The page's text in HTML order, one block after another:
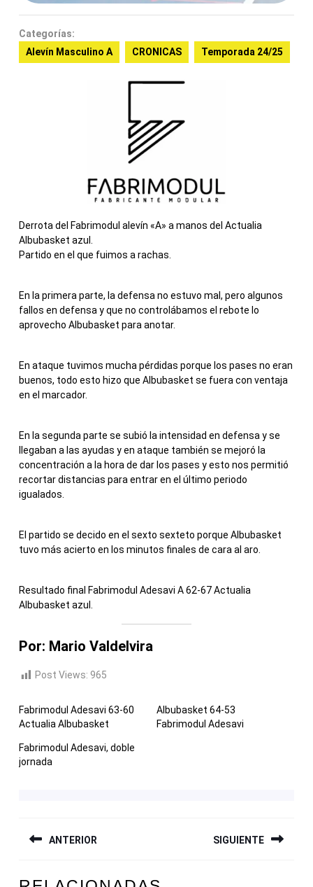
Categorías:
Alevín Masculino A
CRONICAS Temporada 24/25
Derrota del Fabrimodul alevín «A» a manos del Actualia
Albubasket azul.
Partido en el que fuimos a rachas.
En la primera parte, la defensa no estuvo mal, pero algunos
fallos en defensa y que no controlábamos el rebote lo
aprovecho Albubasket para anotar.
En ataque tuvimos mucha pérdidas porque los pases no eran
buenos, todo esto hizo que Albubasket se fuera con ventaja
en el marcador.
En la segunda parte se subió la intensidad en defensa y se
llegaban a las ayudas y en ataque también se mejoró la
concentración a la hora de dar los pases y esto nos permitió
recortar distancias para entrar en el último periodo
igualados.
El partido se decido en el sexto sexteto porque Albubasket
tuvo más acierto en los minutos finales de cara al aro.
Resultado final Fabrimodul Adesavi A 62-67 Actualia
Albubasket azul.
Por: Mario Valdelvira
Post Views: 965
Fabrimodul Adesavi 63-60
Actualia Albubasket
Albubasket 64-53
Fabrimodul Adesavi
Fabrimodul Adesavi, doble
jornada
DE
ANTERIOR SIGUIENTE